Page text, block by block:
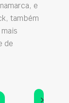
e
também
de